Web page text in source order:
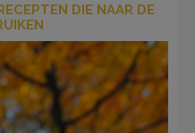
DIE NAAR DE